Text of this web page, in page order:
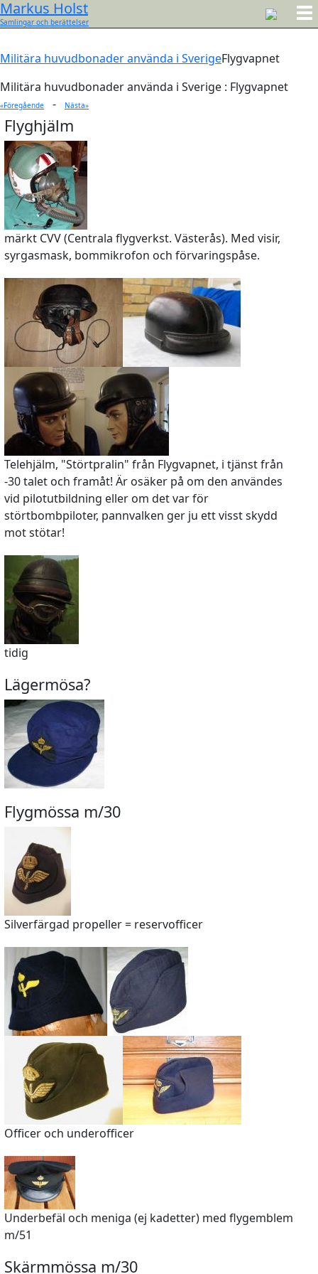
Markus Holst
Samlingar och berättelser
Militära huvudbonader använda i SverigeFlygvapnet
Militära huvudbonader använda i Sverige : Flygvapnet
«Föregående - Nästa»
Flyghjälm
märkt CVV (Centrala flygverkst. Västerås). Med visir,
syrgasmask, bommikrofon och förvaringspåse.
Telehjälm, "Störtpralin" från Flygvapnet, i tjänst från
-30 talet och framåt! Är osäker på om den användes
vid pilotutbildning eller om det var för
störtbombpiloter, pannvalken ger ju ett visst skydd
mot stötar!
tidig
Lägermösa?
Flygmössa m/30
Silverfärgad propeller = reservofficer
Officer och underofficer
Underbefäl och meniga (ej kadetter) med flygemblem
m/51
Skärmmössa m/30